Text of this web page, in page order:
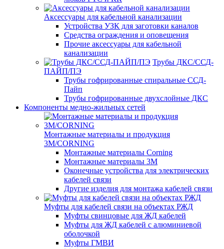
Аксессуары для кабельной канализации
Устройства УЗК для заготовки каналов
Средства ограждения и оповещения
Прочие аксессуары для кабельной
канализации
Трубы ДКС/ССД-
ПАЙП/ПЭ
Трубы гофрированные спиральные ССД-
Пайп
Трубы гофрированные двухслойные ДКС
Компоненты медно-жильных сетей
Монтажные материалы и продукция
3M/CORNING
Монтажные материалы Corning
Монтажные материалы 3M
Оконечные устройства для электрических
кабелей связи
Другие изделия для монтажа кабелей связи
Муфты для кабелей связи на объектах РЖД
Муфты свинцовые для ЖД кабелей
Муфты для ЖД кабелей с алюминиевой
оболочкой
Муфты ГМВИ